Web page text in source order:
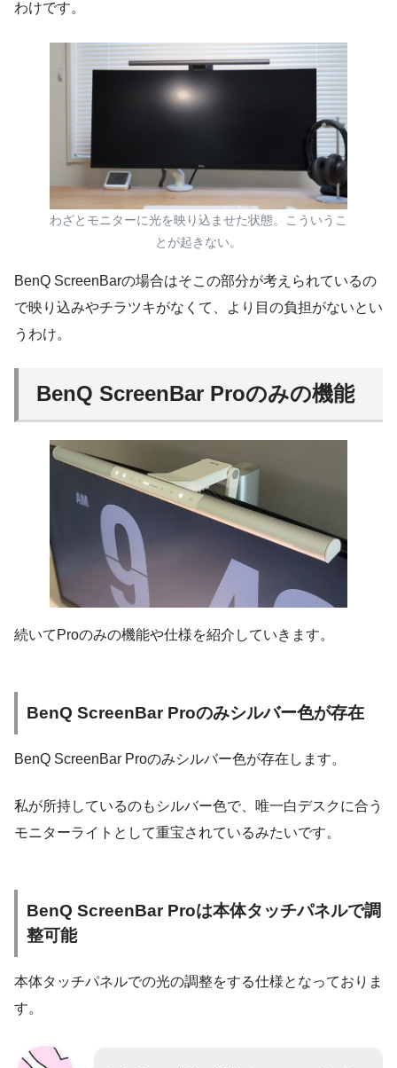
わけです。
わざとモニターに光を映り込ませた状態。こういうこ
とが起きない。
BenQ ScreenBarの場合はそこの部分が考えられているの
で映り込みやチラツキがなくて、より目の負担がないとい
うわけ。
BenQ ScreenBar Proのみの機能
続いてProのみの機能や仕様を紹介していきます。
BenQ ScreenBar Proのみシルバー色が存在
BenQ ScreenBar Proのみシルバー色が存在します。
私が所持しているのもシルバー色で、唯一白デスクに合う
モニターライトとして重宝されているみたいです。
BenQ ScreenBar Proは本体タッチパネルで調
整可能
本体タッチパネルでの光の調整をする仕様となっておりま
す。